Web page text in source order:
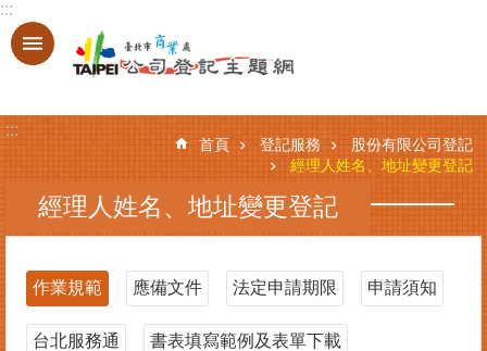
跳到主要內容區塊
進
搜
尋
登
務
:::
:::
首頁 登記服務
股份有限公司登記
經理人姓名、地址變更登記
經理人姓名、地址變更登記
作業規範 應備文件 法定申請期限 申請須知
台北服務通 書表填寫範例及表單下載